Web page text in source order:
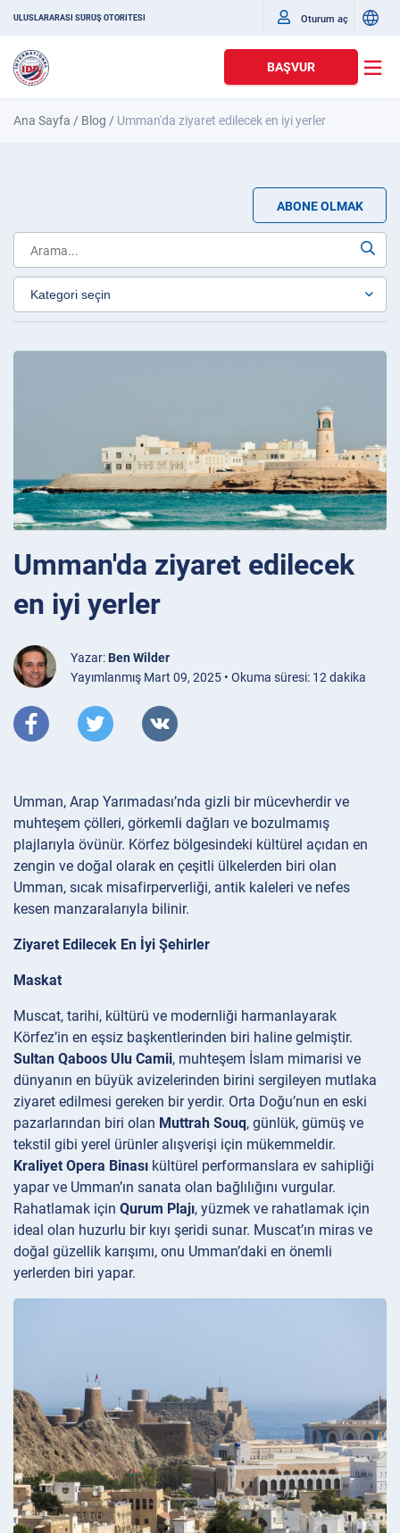
ULUSLARARASI SÜRÜŞ OTORITESI Oturum aç
BAŞVUR
Ana Sayfa / Blog / Umman'da ziyaret edilecek en iyi yerler
ABONE OLMAK
Umman'da ziyaret edilecek
en iyi yerler
Yazar: Ben Wilder
Yayımlanmış Mart 09, 2025 • Okuma süresi: 12 dakika
Umman, Arap Yarımadası’nda gizli bir mücevherdir ve
muhteşem çölleri, görkemli dağları ve bozulmamış
plajlarıyla övünür. Körfez bölgesindeki kültürel açıdan en
zengin ve doğal olarak en çeşitli ülkelerden biri olan
Umman, sıcak misafirperverliği, antik kaleleri ve nefes
kesen manzaralarıyla bilinir.
Ziyaret Edilecek En İyi Şehirler
Maskat
Muscat, tarihi, kültürü ve modernliği harmanlayarak
Körfez’in en eşsiz başkentlerinden biri haline gelmiştir.
Sultan Qaboos Ulu Camii, muhteşem İslam mimarisi ve
dünyanın en büyük avizelerinden birini sergileyen mutlaka
ziyaret edilmesi gereken bir yerdir. Orta Doğu’nun en eski
pazarlarından biri olan Muttrah Souq, günlük, gümüş ve
tekstil gibi yerel ürünler alışverişi için mükemmeldir.
Kraliyet Opera Binası kültürel performanslara ev sahipliği
yapar ve Umman’ın sanata olan bağlılığını vurgular.
Rahatlamak için Qurum Plajı, yüzmek ve rahatlamak için
ideal olan huzurlu bir kıyı şeridi sunar. Muscat’ın miras ve
doğal güzellik karışımı, onu Umman’daki en önemli
yerlerden biri yapar.